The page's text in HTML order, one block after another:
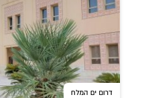
דרום ים המלח